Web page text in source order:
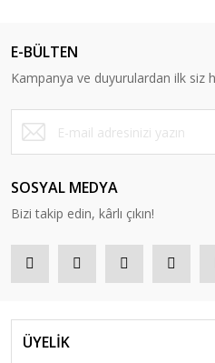
E-BÜLTEN
Kampanya ve duyurulardan ilk siz
SOSYAL MEDYA
Bizi takip edin, kârlı çıkın!
ÜYELİK